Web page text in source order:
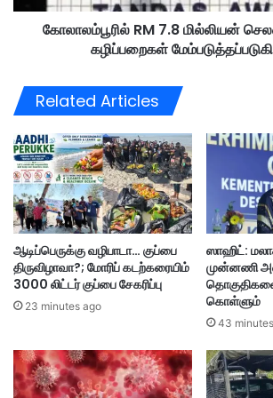
0
கு
ம்
மே
ற்
ப
ட்
ட
தொ
கு
தி
க
கு
றி
M
ல்
ய
ன்
செ
ல
வி
ல்
6
0
பொ
து
ப்
ப
கோலாலம்பூரில் RM 7.8 மில்லியன்
கழிப்பறைகள்
Related Articles
ஆடிப்பெருக்கு வழிபாடா… குப்பை
திருவிழாவா?; மோரிப் கடற்கரையிம்
3000 லிட்டர் குப்பை சேகரிப்பு
23 minutes ago
ஸாஹிட்:
முன்னணி
கொள்ளும்
43